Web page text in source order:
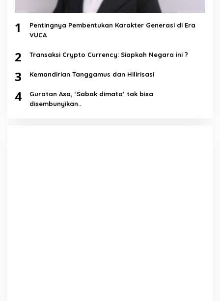
1
Pentingnya Pembentukan Karakter Generasi di Era
VUCA
2 Transaksi Crypto Currency: Siapkah Negara ini ?
3 Kemandirian Tanggamus dan Hilirisasi
4
Guratan Asa, ‘Sabak dimata’ tak bisa
disembunyikan..